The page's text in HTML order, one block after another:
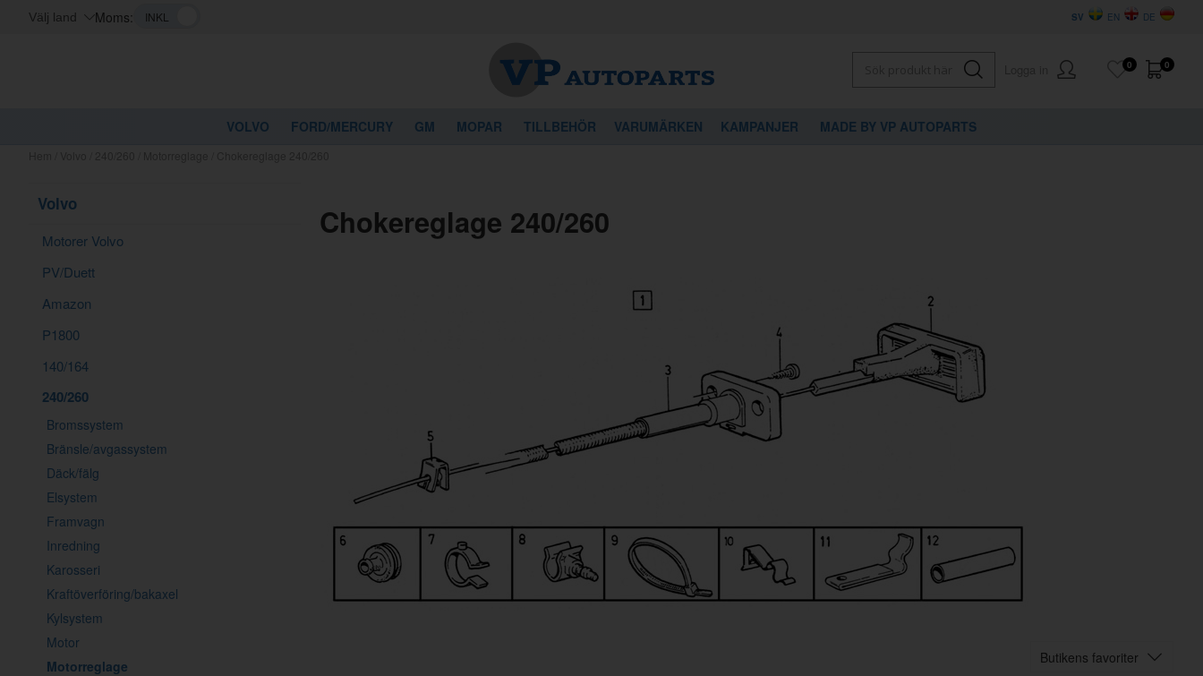
Välj land Moms: DE
EN
SV
0
0
VOLVO FORD/MERCURY GM MOPAR TILLBEHÖR VARUMÄRKEN KAMPANJER MADE BY VP AUTOPARTS
Volvo
Motorer Volvo
PV/Duett
Amazon
P1800
140/164
240/260
Bromssystem
Bränsle/avgassystem
Däck/fälg
Elsystem
Framvagn
Inredning
Karosseri
Kraftöverföring/bakaxel
Kylsystem
Motor
Motorreglage
Chokereglage 240/260
Butikens favoriter